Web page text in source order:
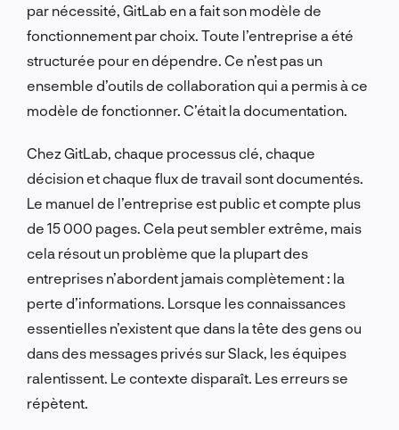
par nécessité, GitLab en a fait son modèle de
fonctionnement par choix. Toute l’entreprise a été
structurée pour en dépendre. Ce n’est pas un
ensemble d’outils de collaboration qui a permis à ce
modèle de fonctionner. C’était la documentation.
Chez GitLab, chaque processus clé, chaque
décision et chaque flux de travail sont documentés.
Le manuel de l’entreprise est public et compte plus
de 15 000 pages. Cela peut sembler extrême, mais
cela résout un problème que la plupart des
entreprises n’abordent jamais complètement : la
perte d’informations. Lorsque les connaissances
essentielles n’existent que dans la tête des gens ou
dans des messages privés sur Slack, les équipes
ralentissent. Le contexte disparaît. Les erreurs se
répètent.